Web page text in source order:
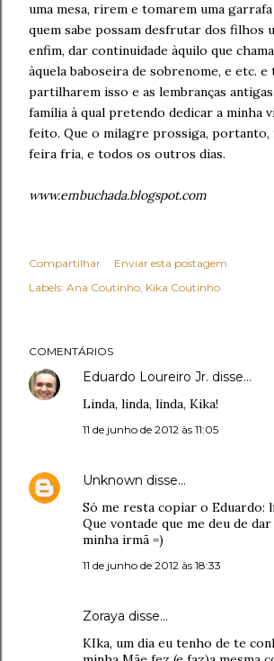
uma mesa, rirem e tomarem uma
quem sabe possam desfrutar dos filhos
enfim, dar continuidade àquilo que
àquela baboseira de sobrenome, e etc. e
partilharem isso e as lembranças
família à qual pretendo dedicar a minha
feito. Que o milagre prossiga, portanto,
feira fria, e todos os outros dias.
www.embuchada.blogspot.com
Compartilhar
Enviar esta postagem
Labels: Ana Coutinho Kika Coutinho
COMENTÁRIOS
Eduardo Loureiro Jr. disse…
Linda, linda, linda, Kika!
11 de junho de 2012 às 11:05
Unknown disse…
Só me resta copiar o Eduardo:
Que vontade que me deu de
minha irmã =)
11 de junho de 2012 às 18:33
Zoraya disse…
KIka, um dia eu tenho de te